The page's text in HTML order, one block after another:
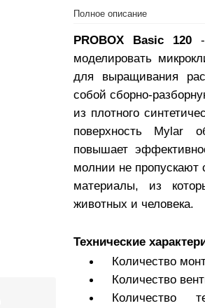
Полное описание
PROBOX Basic 120-
моделировать
для выращивания
собой сборно-
из плотного
поверхность Mylar
повышает
молнии не пропускают
материалы, из
животных и человека.
Технические
Количество
Количество
Количество